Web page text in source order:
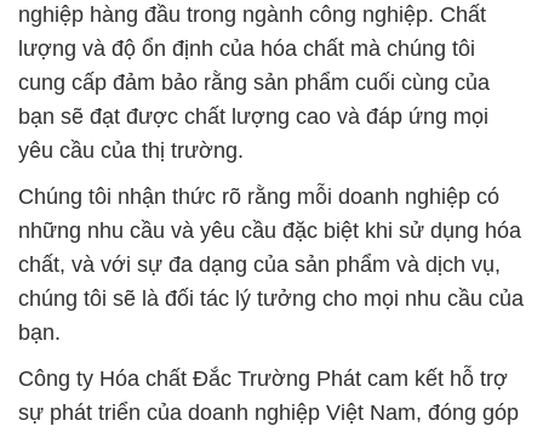
nghiệp hàng đầu trong ngành công nghiệp. Chất
lượng và độ ổn định của hóa chất mà chúng tôi
cung cấp đảm bảo rằng sản phẩm cuối cùng của
bạn sẽ đạt được chất lượng cao và đáp ứng mọi
yêu cầu của thị trường.
Chúng tôi nhận thức rõ rằng mỗi doanh nghiệp có
những nhu cầu và yêu cầu đặc biệt khi sử dụng hóa
chất, và với sự đa dạng của sản phẩm và dịch vụ,
chúng tôi sẽ là đối tác lý tưởng cho mọi nhu cầu của
bạn.
Công ty Hóa chất Đắc Trường Phát cam kết hỗ trợ
sự phát triển của doanh nghiệp Việt Nam, đóng góp